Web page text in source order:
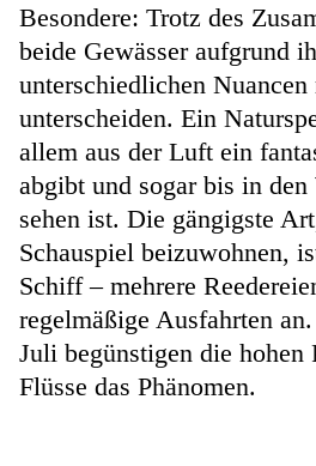
Besondere: Trotz des
beide Gewässer aufgrund
unterschiedlichen
unterscheiden. Ein
allem aus der Luft ein
abgibt und sogar bis in den
sehen ist. Die gängigste
Schauspiel beizuwohnen,
Schiff – mehrere
regelmäßige Ausfahrten
Juli begünstigen die hohen
Flüsse das Phänomen.